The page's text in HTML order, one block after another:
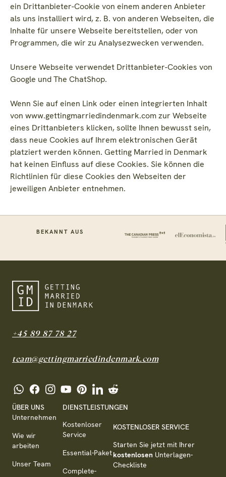
ein Drittanbieter-Cookie von einem anderen Anbieter
als uns installiert wird, z. B. von anderen Webseiten, die
Inhalte für unsere Webseite bereitstellen, oder von
Programmen, die wir zu Analysezwecken verwenden.
Unsere Webseite verwendet Drittanbieter-Cookies von
Google und The ChatShop.
Wenn Sie auf einen Link oder einen integrierten Inhalt
von www.gettingmarriedindenmark.com zur Webseite
eines Drittanbieters klicken, sollte Ihnen bewusst sein,
dass neue Cookies auf Ihrem elektronischen Gerät
platziert werden können. Getting Married in Denmark
hat keinen Einfluss auf diese Cookies. Sie können die
Richtlinien für diese Cookies den Webseiten der
jeweiligen Anbieter entnehmen.
BEKANNT AUS
+45 89 87 78 27
team@gettingmarriedindenmark.com
ÜBER UNS
Unternehmen
Wie wir
arbeiten
Unser Team
DIENSTLEISTUNGEN
Kostenloser
Service
Essential-Paket
Complete-
KOSTENLOSER SERVICE
Starten Sie jetzt mit Ihrer
kostenlosen Unterlagen-
Checkliste